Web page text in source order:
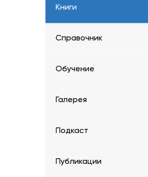
Книги
Справочник
Обучение
Галерея
Подкаст
Публикации